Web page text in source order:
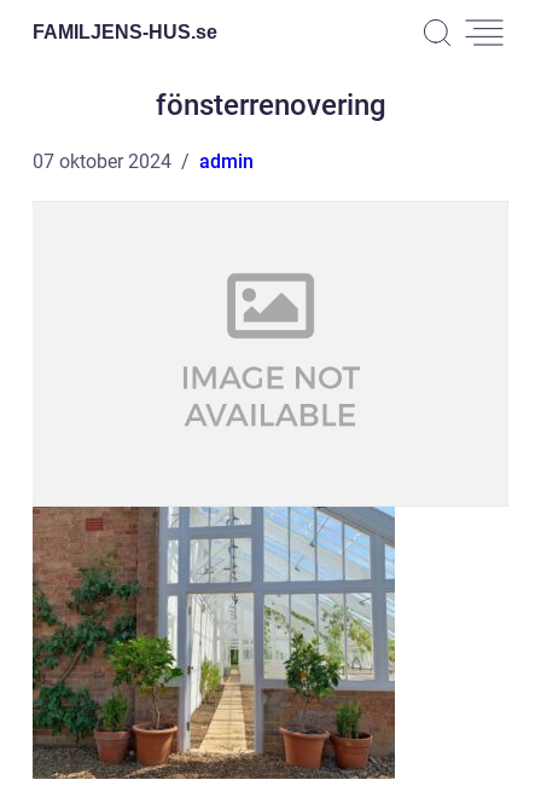
FAMILJENS-HUS.se
fönsterrenovering
07 oktober 2024 admin